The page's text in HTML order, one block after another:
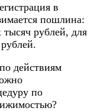
в
пошлина:
тысяч рублей, для
действиям
по